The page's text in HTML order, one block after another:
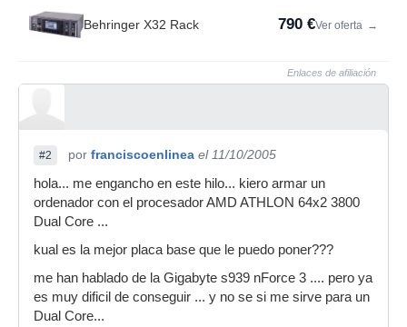
Behringer X32 Rack 790 €Ver oferta →
Enlaces de afiliación
#2 por franciscoenlinea el 11/10/2005
hola... me engancho en este hilo... kiero armar un
ordenador con el procesador AMD ATHLON 64x2 3800
Dual Core ...
kual es la mejor placa base que le puedo poner???
me han hablado de la Gigabyte s939 nForce 3 .... pero ya
es muy dificil de conseguir ... y no se si me sirve para un
Dual Core...